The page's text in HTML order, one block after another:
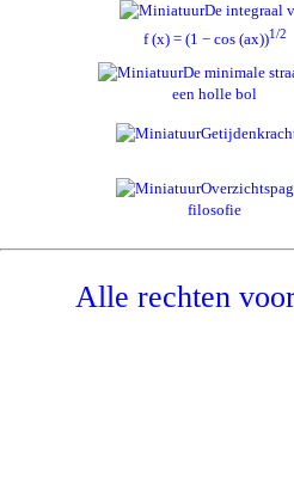
De integraal
f (x) = (1 − cos (ax))1/2
De minimale
een holle bol
filosofie
Alle rechten